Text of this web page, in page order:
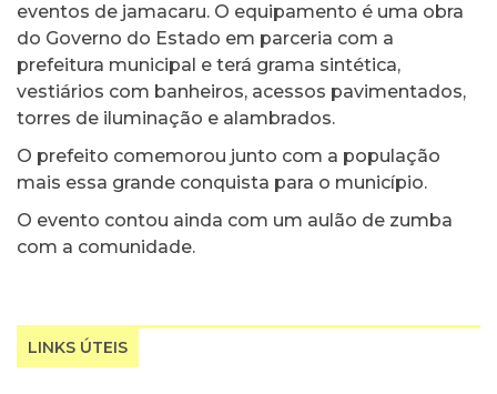
eventos de jamacaru. O equipamento é uma obra
do Governo do Estado em parceria com a
prefeitura municipal e terá grama sintética,
vestiários com banheiros, acessos pavimentados,
torres de iluminação e alambrados.
O prefeito comemorou junto com a população
mais essa grande conquista para o município.
O evento contou ainda com um aulão de zumba
com a comunidade.
LINKS ÚTEIS